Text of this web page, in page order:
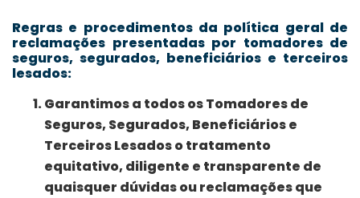
Regras e procedimentos da política geral de
reclamações presentadas por tomadores de
seguros, segurados, beneficiários e terceiros
lesados:
Garantimos a todos os Tomadores de
Seguros, Segurados, Beneficiários e
Terceiros Lesados o tratamento
equitativo, diligente e transparente de
quaisquer dúvidas ou reclamações que